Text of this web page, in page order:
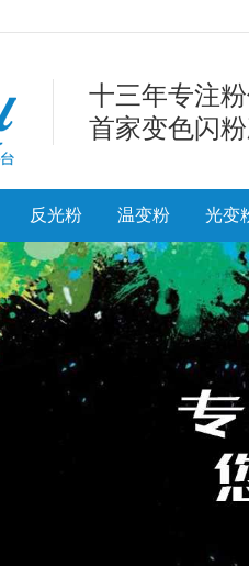
十三年专注
首家变色闪
反光粉 温变粉 光变